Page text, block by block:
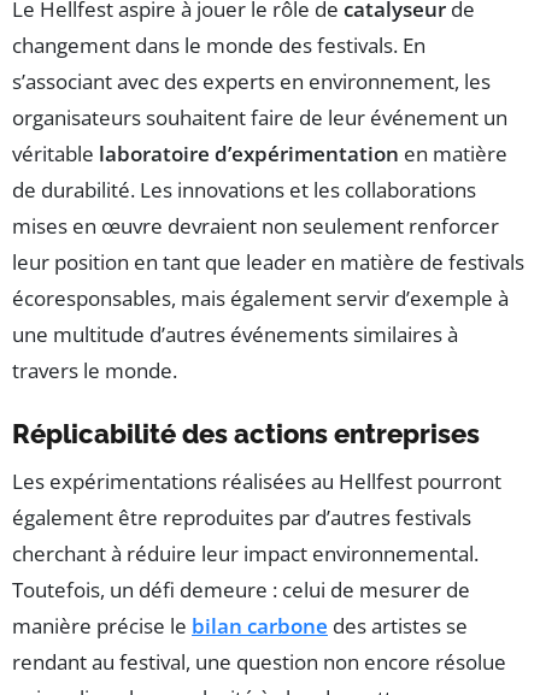
Le Hellfest aspire à jouer le rôle de catalyseur de
changement dans le monde des festivals. En
s’associant avec des experts en environnement, les
organisateurs souhaitent faire de leur événement un
véritable laboratoire d’expérimentation en matière
de durabilité. Les innovations et les collaborations
mises en œuvre devraient non seulement renforcer
leur position en tant que leader en matière de festivals
écoresponsables, mais également servir d’exemple à
une multitude d’autres événements similaires à
travers le monde.
Réplicabilité des actions entreprises
Les expérimentations réalisées au Hellfest pourront
également être reproduites par d’autres festivals
cherchant à réduire leur impact environnemental.
Toutefois, un défi demeure : celui de mesurer de
manière précise le bilan carbone des artistes se
rendant au festival, une question non encore résolue